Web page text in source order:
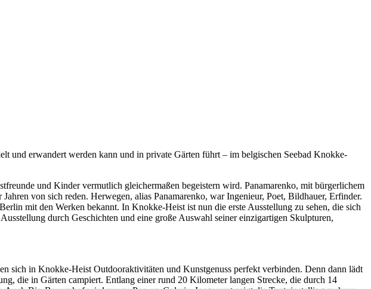
und erwandert werden kann und in private Gärten führt – im belgischen Seebad Knokke-
und Kinder vermutlich gleichermaßen begeistern wird. Panamarenko, mit bürgerlichem
von sich reden. Herwegen, alias Panamarenko, war Ingenieur, Poet, Bildhauer, Erfinder.
mit den Werken bekannt. In Knokke-Heist ist nun die erste Ausstellung zu sehen, die sich
durch Geschichten und eine große Auswahl seiner einzigartigen Skulpturen,
sich in Knokke-Heist Outdooraktivitäten und Kunstgenuss perfekt verbinden. Denn dann lädt
die in Gärten campiert. Entlang einer rund 20 Kilometer langen Strecke, die durch 14